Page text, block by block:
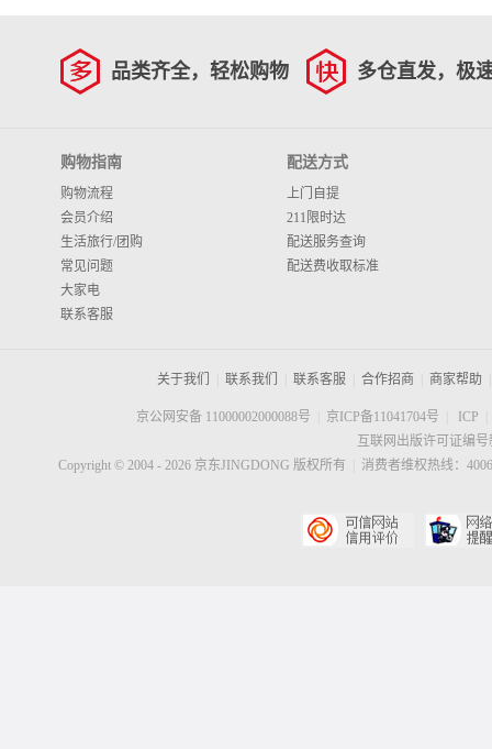
品类齐全，轻松购物 多仓直发，极
购物指南
购物流程
会员介绍
生活旅行/团购
常见问题
大家电
联系客服
配送方式
上门自提
211限时达
配送服务查询
配送费收取标准
关于我们 联系我们 联系客服 合作招商 商家帮助
京公网安备 11000002000088号 京ICP备11041704号 ICP
互联网出版许可证编
Copyright © 2004 - 2026京东JINGDONG 版权所有 消费者维权热线：